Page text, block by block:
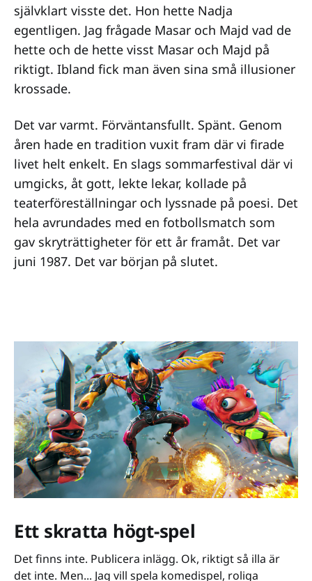
självklart visste det. Hon hette Nadja
egentligen. Jag frågade Masar och Majd vad de
hette och de hette visst Masar och Majd på
riktigt. Ibland fick man även sina små illusioner
krossade.
Det var varmt. Förväntansfullt. Spänt. Genom
åren hade en tradition vuxit fram där vi firade
livet helt enkelt. En slags sommarfestival där vi
umgicks, åt gott, lekte lekar, kollade på
teaterföreställningar och lyssnade på poesi. Det
hela avrundades med en fotbollsmatch som
gav skryträttigheter för ett år framåt. Det var
juni 1987. Det var början på slutet.
Ett skratta högt-spel
Det finns inte. Publicera inlägg. Ok, riktigt så illa är
det inte. Men... Jag vill spela komedispel, roliga